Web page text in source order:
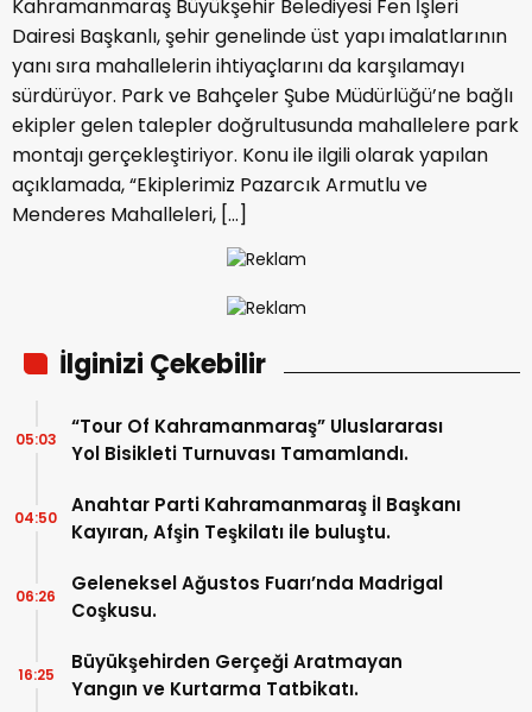
Kahramanmaraş Büyükşehir Belediyesi Fen İşleri
Dairesi Başkanlı, şehir genelinde üst yapı imalatlarının
yanı sıra mahallelerin ihtiyaçlarını da karşılamayı
sürdürüyor. Park ve Bahçeler Şube Müdürlüğü’ne bağlı
ekipler gelen talepler doğrultusunda mahallelere park
montajı gerçekleştiriyor. Konu ile ilgili olarak yapılan
açıklamada, “Ekiplerimiz Pazarcık Armutlu ve
Menderes Mahalleleri, […]
İlginizi Çekebilir
“Tour Of Kahramanmaraş” Uluslararası
Yol Bisikleti Turnuvası Tamamlandı.
05:03
Anahtar Parti Kahramanmaraş İl Başkanı
Kayıran, Afşin Teşkilatı ile buluştu.
04:50
Geleneksel Ağustos Fuarı’nda Madrigal
Coşkusu.
06:26
Büyükşehirden Gerçeği Aratmayan
Yangın ve Kurtarma Tatbikatı.
16:25